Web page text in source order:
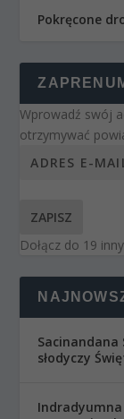
Pokręcone
Wprowadź swój
otrzymywać
ZAPISZ
Dołącz do 19
Sacinandana
słodyczy